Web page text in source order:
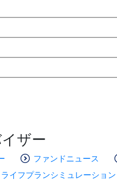
ザー
ファンドニュース
ライフプランシミュレーション